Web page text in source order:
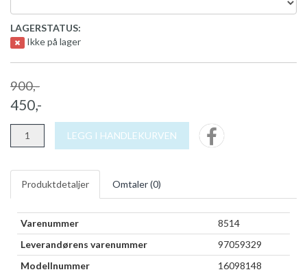
LAGERSTATUS:
Ikke på lager
900,-
450,-
LEGG I HANDLEKURVEN
Produktdetaljer Omtaler (0)
Varenummer
8514
Leverandørens varenummer
97059329
Modellnummer
16098148